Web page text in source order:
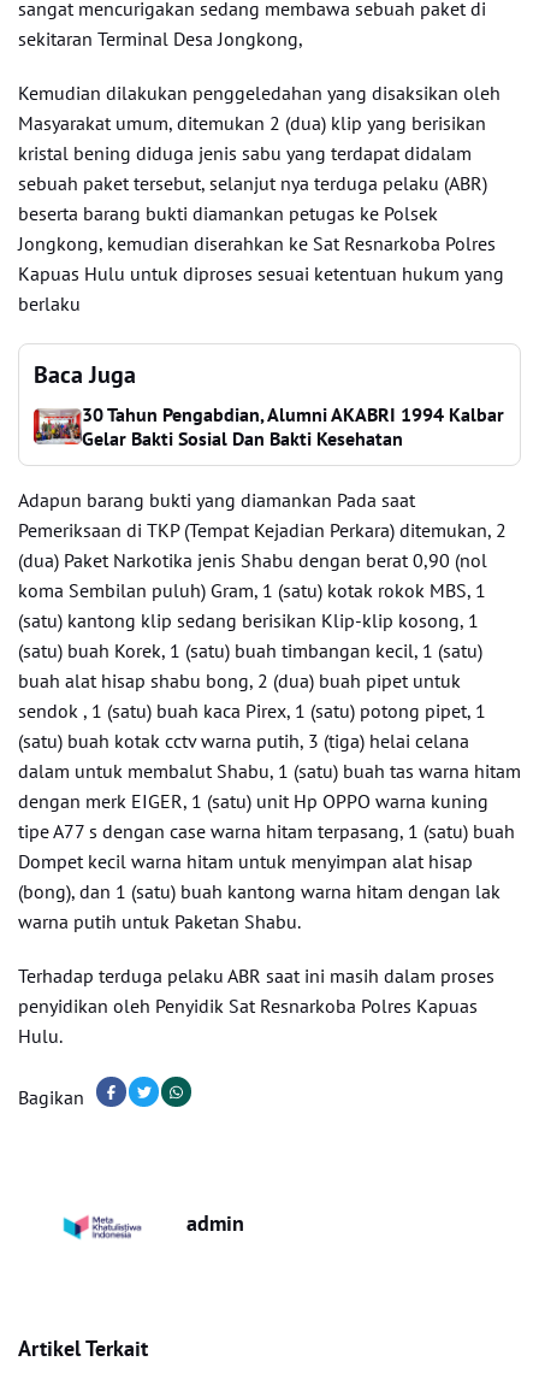
sangat mencurigakan sedang membawa sebuah paket di
sekitaran Terminal Desa Jongkong,
Kemudian dilakukan penggeledahan yang disaksikan oleh
Masyarakat umum, ditemukan 2 (dua) klip yang berisikan
kristal bening diduga jenis sabu yang terdapat didalam
sebuah paket tersebut, selanjut nya terduga pelaku (ABR)
beserta barang bukti diamankan petugas ke Polsek
Jongkong, kemudian diserahkan ke Sat Resnarkoba Polres
Kapuas Hulu untuk diproses sesuai ketentuan hukum yang
berlaku
Baca Juga
30 Tahun Pengabdian, Alumni AKABRI 1994 Kalbar
Gelar Bakti Sosial Dan Bakti Kesehatan
Adapun barang bukti yang diamankan Pada saat
Pemeriksaan di TKP (Tempat Kejadian Perkara) ditemukan, 2
(dua) Paket Narkotika jenis Shabu dengan berat 0,90 (nol
koma Sembilan puluh) Gram, 1 (satu) kotak rokok MBS, 1
(satu) kantong klip sedang berisikan Klip-klip kosong, 1
(satu) buah Korek, 1 (satu) buah timbangan kecil, 1 (satu)
buah alat hisap shabu bong, 2 (dua) buah pipet untuk
sendok , 1 (satu) buah kaca Pirex, 1 (satu) potong pipet, 1
(satu) buah kotak cctv warna putih, 3 (tiga) helai celana
dalam untuk membalut Shabu, 1 (satu) buah tas warna hitam
dengan merk EIGER, 1 (satu) unit Hp OPPO warna kuning
tipe A77 s dengan case warna hitam terpasang, 1 (satu) buah
Dompet kecil warna hitam untuk menyimpan alat hisap
(bong), dan 1 (satu) buah kantong warna hitam dengan lak
warna putih untuk Paketan Shabu.
Terhadap terduga pelaku ABR saat ini masih dalam proses
penyidikan oleh Penyidik Sat Resnarkoba Polres Kapuas
Hulu.
Bagikan
admin
Artikel Terkait